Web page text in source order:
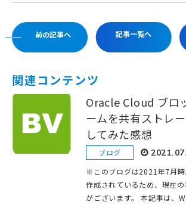
前の記事へ 記事一覧へ
関連コンテンツ
Oracle Cloud ブロ
ームを共有ストレ
してみた感想
ブログ
※このブログは2021年7月時
作成されているため、現在
がございます。 本記事は、